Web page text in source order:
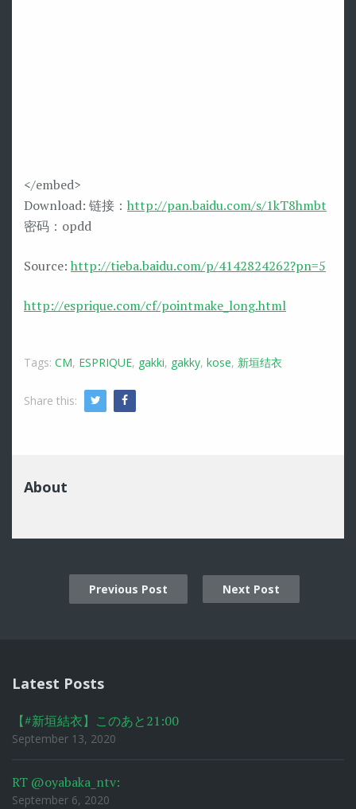
</embed>
Download: 链接： http://pan.baidu.com/s/1kT8hmbt
密码：opdd
Source: http://tieba.baidu.com/p/4142824262?pn=5
http://esprique.com/cf/pointmake_long.html
Tags: CM, ESPRIQUE, gakki, gakky, kose, 新垣结衣
Share this: Twitter
About
Previous Post Next Post
Latest Posts
【#新垣結衣】このあと21:00
September 13, 2020
RT @oyabaka_ntv:
September 6, 2020